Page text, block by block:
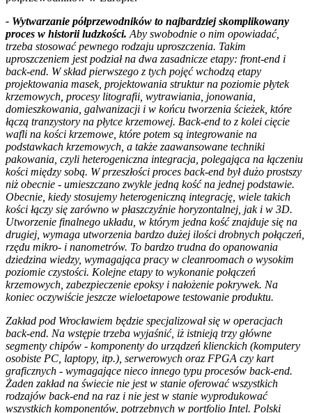
- Wytwarzanie półprzewodników to najbardziej skomplikowany
proces w historii ludzkości. Aby swobodnie o nim opowiadać,
trzeba stosować pewnego rodzaju uproszczenia. Takim
uproszczeniem jest podział na dwa zasadnicze etapy: front-end i
back-end. W skład pierwszego z tych pojęć wchodzą etapy
projektowania masek, projektowania struktur na poziomie płytek
krzemowych, procesy litografii, wytrawiania, jonowania,
domieszkowania, galwanizacji i w końcu tworzenia ścieżek, które
łączą tranzystory na płytce krzemowej. Back-end to z kolei cięcie
wafli na kości krzemowe, które potem są integrowanie na
podstawkach krzemowych, a także zaawansowane techniki
pakowania, czyli heterogeniczna integracja, polegająca na łączeniu
kości między sobą. W przeszłości proces back-end był dużo prostszy
niż obecnie - umieszczano zwykle jedną kość na jednej podstawie.
Obecnie, kiedy stosujemy heterogeniczną integrację, wiele takich
kości łączy się zarówno w płaszczyźnie horyzontalnej, jak i w 3D.
Utworzenie finalnego układu, w którym jedna kość znajduje się na
drugiej, wymaga utworzenia bardzo dużej ilości drobnych połączeń,
rzędu mikro- i nanometrów. To bardzo trudna do opanowania
dziedzina wiedzy, wymagająca pracy w cleanroomach o wysokim
poziomie czystości. Kolejne etapy to wykonanie połączeń
krzemowych, zabezpieczenie epoksy i nałożenie pokrywek. Na
koniec oczywiście jeszcze wieloetapowe testowanie produktu.
Zakład pod Wrocławiem będzie specjalizował się w operacjach
back-end. Na wstępie trzeba wyjaśnić, iż istnieją trzy główne
segmenty chipów - komponenty do urządzeń klienckich (komputery
osobiste PC, laptopy, itp.), serwerowych oraz FPGA czy kart
graficznych - wymagające nieco innego typu procesów back-end.
Żaden zakład na świecie nie jest w stanie oferować wszystkich
rodzajów back-end na raz i nie jest w stanie wyprodukować
wszystkich komponentów, potrzebnych w portfolio Intel. Polski